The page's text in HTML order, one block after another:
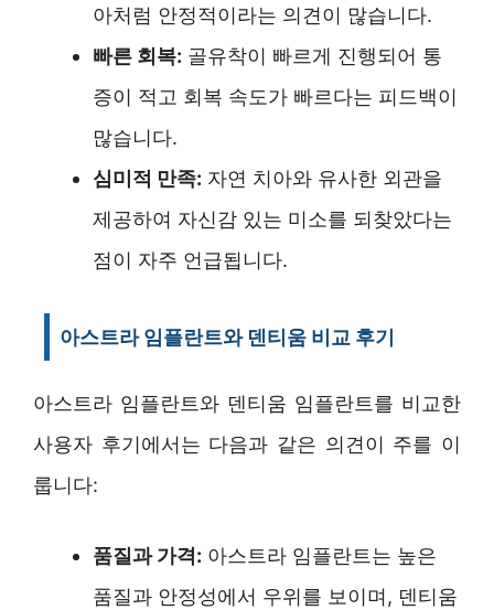
아처럼 안정적이라는 의견이 많습니다.
빠른 회복: 골유착이 빠르게 진행되어 통
증이 적고 회복 속도가 빠르다는 피드백이
많습니다.
심미적 만족: 자연 치아와 유사한 외관을
제공하여 자신감 있는 미소를 되찾았다는
점이 자주 언급됩니다.
아스트라 임플란트와 덴티움 비교 후기
아스트라 임플란트와 덴티움 임플란트를 비교한
사용자 후기에서는 다음과 같은 의견이 주를 이
룹니다:
품질과 가격: 아스트라 임플란트는 높은
품질과 안정성에서 우위를 보이며, 덴티움